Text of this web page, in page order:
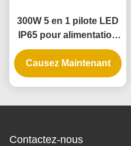
300W 5 en 1 pilote LED
IP65 pour alimentation
électrique réglable
Causez Maintenant
Contactez-nous